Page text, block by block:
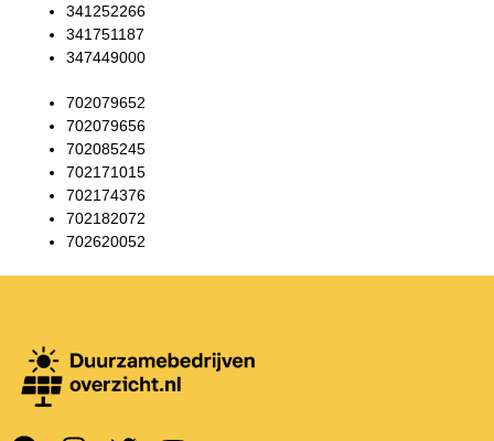
341252266
341751187
347449000
702079652
702079656
702085245
702171015
702174376
702182072
702620052